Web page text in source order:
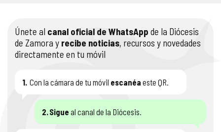
Únete al canal oficial de WhatsApp de la Diócesis
de Zamora y recibe noticias, recursos y novedades
directamente en tu móvil
1. Con la cámara de tu móvil escanéa este QR.
2.Sigue al canal de la Diócesis.